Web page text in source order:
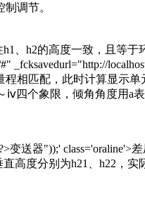
调节。
h2的高度一致，且等于
_fcksavedurl="http://
相匹配，此时计算显示单
个象限，倾角角度用a表
送器"));' class='oraline'>
直高度分别为h21、h22，